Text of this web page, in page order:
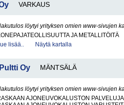
VARKAUS
löytyi yrityksen omien www-sivujen
JA METALLITÖITÄ
lisää..
Näytä kartalla
Oy MÄNTSÄLÄ
löytyi yrityksen omien www-sivujen
AJONEUVOKALUSTON